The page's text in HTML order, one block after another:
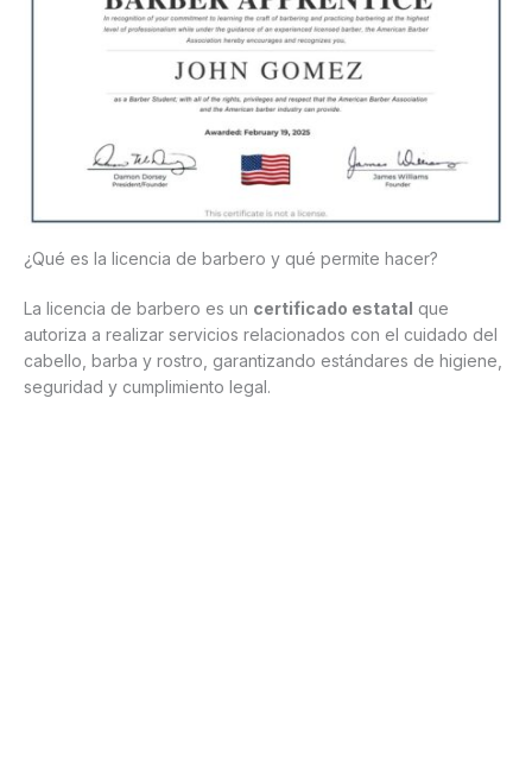
¿Qué es la licencia de barbero y qué permite hacer?
La licencia de barbero es un certificado estatal que
autoriza a realizar servicios relacionados con el cuidado del
cabello, barba y rostro, garantizando estándares de higiene,
seguridad y cumplimiento legal.